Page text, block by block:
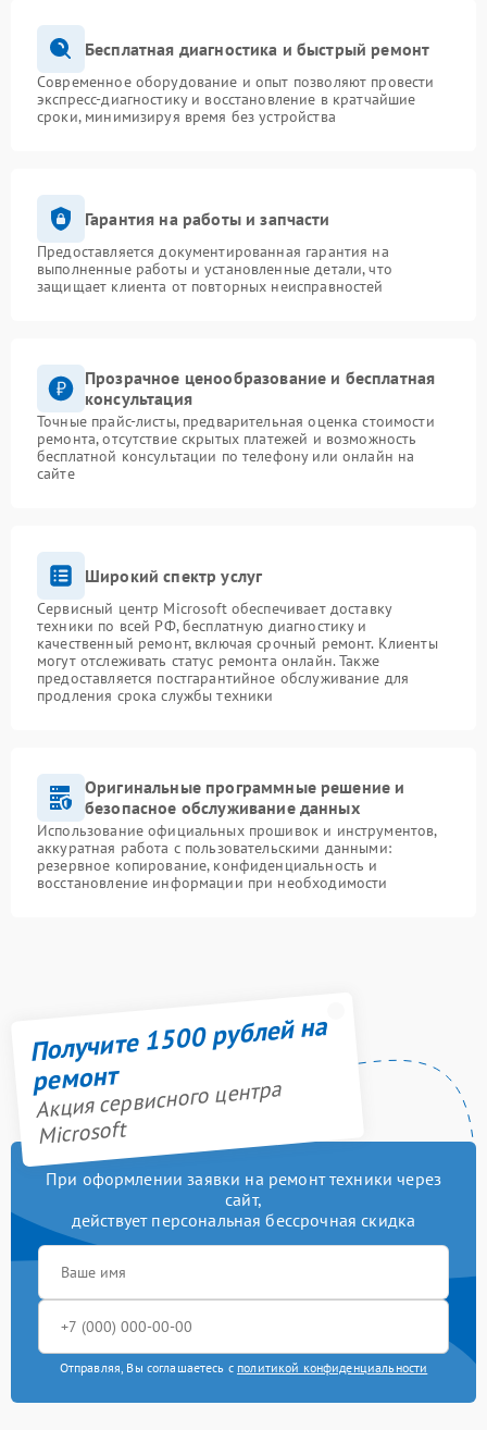
Бесплатная диагностика и быстрый ремонт
Современное оборудование и опыт позволяют провести
экспресс-диагностику и восстановление в кратчайшие
сроки, минимизируя время без устройства
Гарантия на работы и запчасти
Предоставляется документированная гарантия на
выполненные работы и установленные детали, что
защищает клиента от повторных неисправностей
Прозрачное ценообразование и бесплатная
консультация
Точные прайс-листы, предварительная оценка стоимости
ремонта, отсутствие скрытых платежей и возможность
бесплатной консультации по телефону или онлайн на
сайте
Широкий спектр услуг
Сервисный центр Microsoft обеспечивает доставку
техники по всей РФ, бесплатную диагностику и
качественный ремонт, включая срочный ремонт. Клиенты
могут отслеживать статус ремонта онлайн. Также
предоставляется постгарантийное обслуживание для
продления срока службы техники
Оригинальные программные решение и
безопасное обслуживание данных
Использование официальных прошивок и инструментов,
аккуратная работа с пользовательскими данными:
резервное копирование, конфиденциальность и
восстановление информации при необходимости
Получите 1500 рублей на
ремонт
Акция сервисного центра
Microsoft
При оформлении заявки на ремонт техники через
сайт,
действует персональная бессрочная скидка
Отправляя, Вы соглашаетесь с политикой конфиденциальности